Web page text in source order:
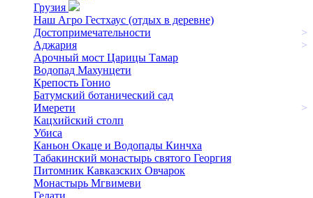
Грузия
Наш Агро Гестхаус (отдых в деревне)
Достопримечательности
>
Аджария
>
Арочный мост Царицы Тамар
Водопад Махунцети
Крепость Гонио
Батумский ботанический сад
Имерети
>
Кацхийский столп
Убиса
Каньон Окаце и Водопады Кинчха
Табакинский монастырь святого Георгия
Питомник Кавказских Овчарок
Монастырь Мгвимеви
Гелати